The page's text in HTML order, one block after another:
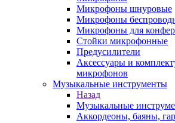
Микрофоны шнуровые
Микрофоны
Микрофоны для
Стойки микрофонные
Предусилители
Аксессуары и
микрофонов
Музыкальные инструменты
Назад
Музыкальные
Аккордеоны, баяны,